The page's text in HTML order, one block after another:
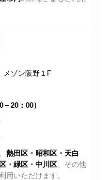
ゾン阪野１F
20：00）
熱田区・昭和区・天白
・緑区・中川区 、その他
用いただけます。